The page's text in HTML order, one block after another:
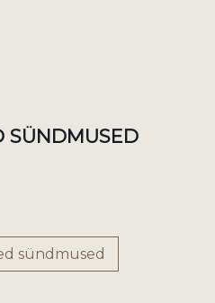
SÜNDMUSED
sündmused